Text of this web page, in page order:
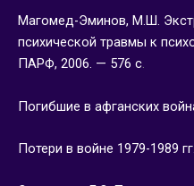
Магомед-Эминов, М.Ш.
психической травмы к
ПАРФ, 2006. — 576 с.
Погибшие в афганских
Потери в войне 1979-1989